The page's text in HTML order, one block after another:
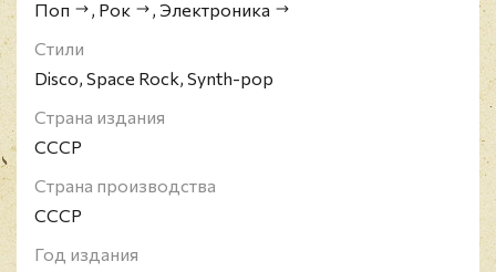
Поп , Рок , Электроника
Стили
Disco, Space Rock, Synth-pop
Страна издания
СССР
Страна производства
СССР
Год издания